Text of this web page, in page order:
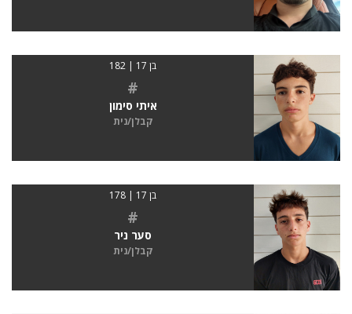
בן 17 | 182
#
איתי סימון
קבלן/נית
בן 17 | 178
#
סער ניר
קבלן/נית